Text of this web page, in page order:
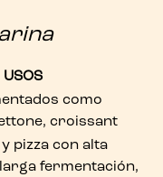
USOS
como
croissant
pizza con alta
fermentación,